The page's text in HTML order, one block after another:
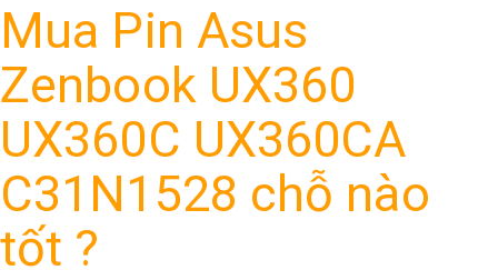
Mua Pin Asus
Zenbook UX360
UX360C UX360CA
C31N1528 chỗ nào
tốt ?